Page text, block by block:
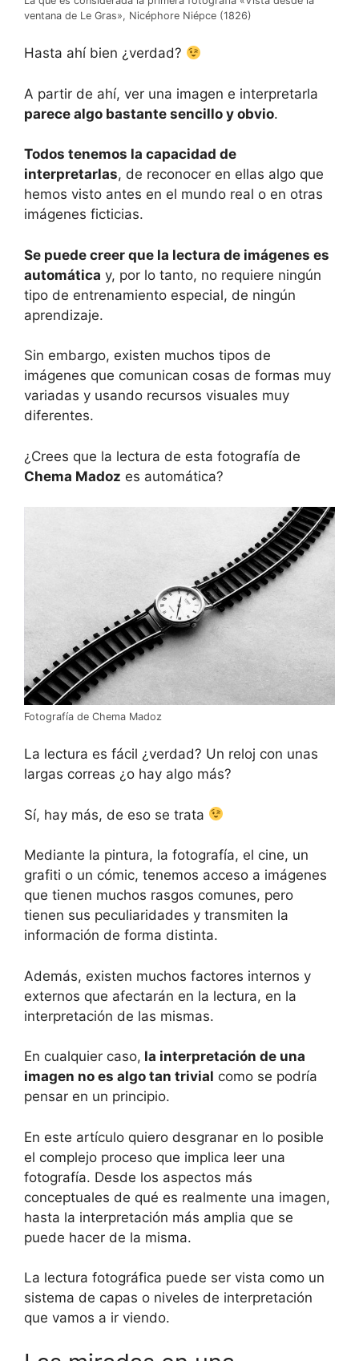
ventana de Le Gras», Nicéphore Niépce (1826)
Hasta ahí bien ¿verdad?
A partir de ahí, ver una imagen e interpretarla
parece algo bastante sencillo y obvio.
Todos tenemos la capacidad de
interpretarlas, de reconocer en ellas algo que
hemos visto antes en el mundo real o en otras
imágenes ficticias.
Se puede creer que la lectura de imágenes es
automática y, por lo tanto, no requiere ningún
tipo de entrenamiento especial, de ningún
aprendizaje.
Sin embargo, existen muchos tipos de
imágenes que comunican cosas de formas muy
variadas y usando recursos visuales muy
diferentes.
¿Crees que la lectura de esta fotografía de
Chema Madoz es automática?
Fotografía de Chema Madoz
La lectura es fácil ¿verdad? Un reloj con unas
largas correas ¿o hay algo más?
Sí, hay más, de eso se trata
Mediante la pintura, la fotografía, el cine, un
grafiti o un cómic, tenemos acceso a imágenes
que tienen muchos rasgos comunes, pero
tienen sus peculiaridades y transmiten la
información de forma distinta.
Además, existen muchos factores internos y
externos que afectarán en la lectura, en la
interpretación de las mismas.
En cualquier caso, la interpretación de una
imagen no es algo tan trivial como se podría
pensar en un principio.
En este artículo quiero desgranar en lo posible
el complejo proceso que implica leer una
fotografía. Desde los aspectos más
conceptuales de qué es realmente una imagen,
hasta la interpretación más amplia que se
puede hacer de la misma.
La lectura fotográfica puede ser vista como un
sistema de capas o niveles de interpretación
que vamos a ir viendo.